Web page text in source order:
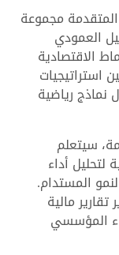
مجموعة
العمودي
الاقتصادية
استراتيجيات
نماذج رياضية
سيتعلم
لتحليل أداء
المستدام.
مالية
المؤسسي